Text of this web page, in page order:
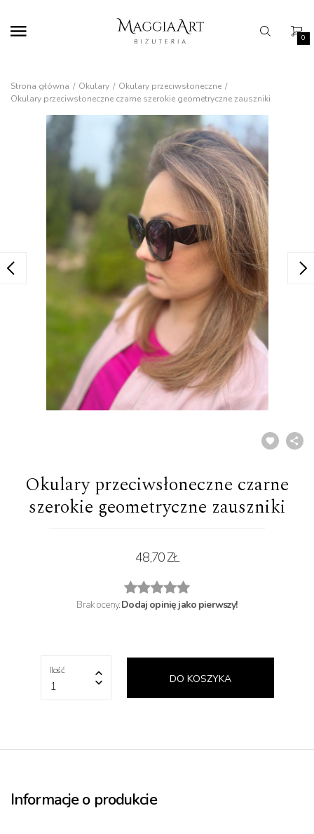
0
Strona główna Okulary
Okulary przeciwsłoneczne
Okulary przeciwsłoneczne czarne szerokie geometryczne zauszniki
Okulary przeciwsłoneczne czarne
szerokie geometryczne zauszniki
48,70 ZŁ
Brak oceny.Dodaj opinię jako pierwszy!
Ilość
1 DO KOSZYKA
Informacje o produkcie